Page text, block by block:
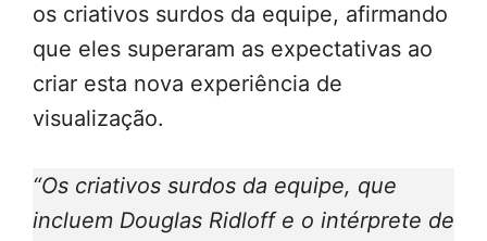
os criativos surdos da equipe, afirmando
que eles superaram as expectativas ao
criar esta nova experiência de
visualização.
“Os criativos surdos da equipe, que
incluem Douglas Ridloff e o intérprete de